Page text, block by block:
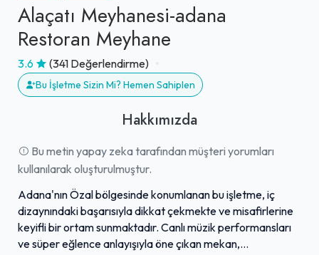
Alaçatı Meyhanesi-adana
Restoran Meyhane
3.6 (341 Değerlendirme)
Bu İşletme Sizin Mi? Hemen Sahiplen
Hakkımızda
Bu metin yapay zeka tarafından müşteri yorumları
kullanılarak oluşturulmuştur.
Adana'nın Özal bölgesinde konumlanan bu işletme, iç
dizaynındaki başarısıyla dikkat çekmekte ve misafirlerine
keyifli bir ortam sunmaktadır. Canlı müzik performansları
ve süper eğlence anlayışıyla öne çıkan mekan,